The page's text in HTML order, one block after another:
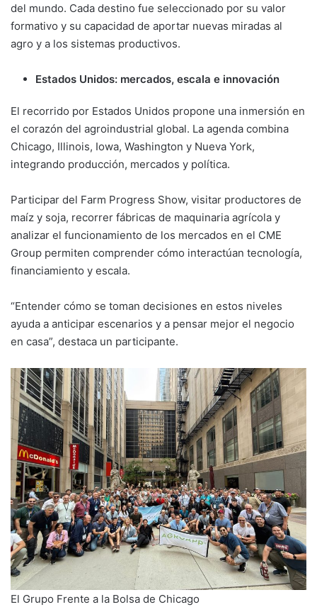
del mundo. Cada destino fue seleccionado por su valor
formativo y su capacidad de aportar nuevas miradas al
agro y a los sistemas productivos.
Estados Unidos: mercados, escala e innovación
El recorrido por Estados Unidos propone una inmersión en
el corazón del agroindustrial global. La agenda combina
Chicago, Illinois, Iowa, Washington y Nueva York,
integrando producción, mercados y política.
Participar del Farm Progress Show, visitar productores de
maíz y soja, recorrer fábricas de maquinaria agrícola y
analizar el funcionamiento de los mercados en el CME
Group permiten comprender cómo interactúan tecnología,
financiamiento y escala.
“Entender cómo se toman decisiones en estos niveles
ayuda a anticipar escenarios y a pensar mejor el negocio
en casa”, destaca un participante.
El Grupo Frente a la Bolsa de Chicago